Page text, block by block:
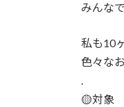
みんな
私も10
色々な
.
🟡対象